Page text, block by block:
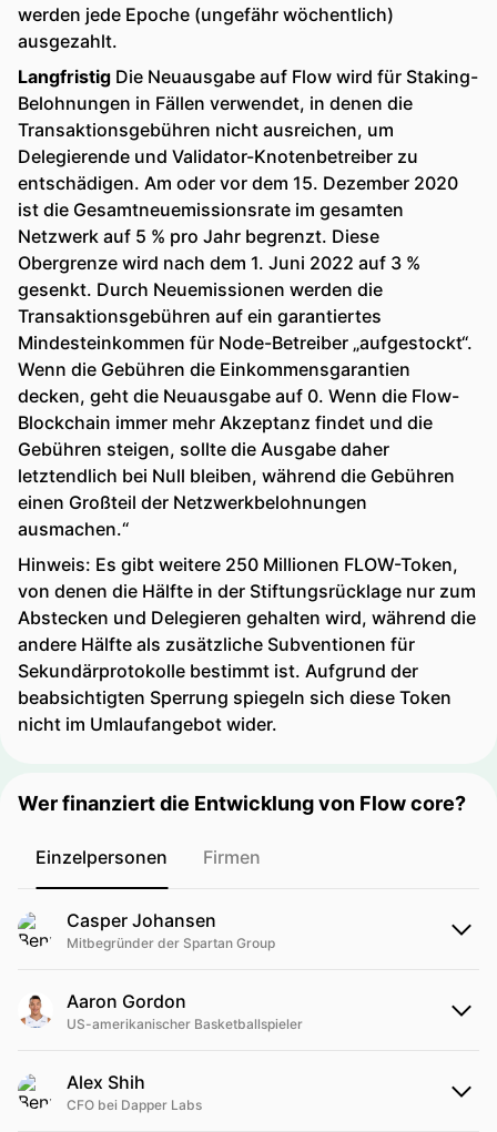
werden jede Epoche (ungefähr wöchentlich)
ausgezahlt.
Langfristig Die Neuausgabe auf Flow wird für Staking-
Belohnungen in Fällen verwendet, in denen die
Transaktionsgebühren nicht ausreichen, um
Delegierende und Validator-Knotenbetreiber zu
entschädigen. Am oder vor dem 15. Dezember 2020
ist die Gesamtneuemissionsrate im gesamten
Netzwerk auf 5 % pro Jahr begrenzt. Diese
Obergrenze wird nach dem 1. Juni 2022 auf 3 %
gesenkt. Durch Neuemissionen werden die
Transaktionsgebühren auf ein garantiertes
Mindesteinkommen für Node-Betreiber „aufgestockt“.
Wenn die Gebühren die Einkommensgarantien
decken, geht die Neuausgabe auf 0. Wenn die Flow-
Blockchain immer mehr Akzeptanz findet und die
Gebühren steigen, sollte die Ausgabe daher
letztendlich bei Null bleiben, während die Gebühren
einen Großteil der Netzwerkbelohnungen
ausmachen.“
Hinweis: Es gibt weitere 250 Millionen FLOW-Token,
von denen die Hälfte in der Stiftungsrücklage nur zum
Abstecken und Delegieren gehalten wird, während die
andere Hälfte als zusätzliche Subventionen für
Sekundärprotokolle bestimmt ist. Aufgrund der
beabsichtigten Sperrung spiegeln sich diese Token
nicht im Umlaufangebot wider.
Wer finanziert die Entwicklung von Flow core?
Einzelpersonen Firmen
Casper Johansen
Mitbegründer der Spartan Group
Aaron Gordon
US-amerikanischer Basketballspieler
Alex Shih
CFO bei Dapper Labs